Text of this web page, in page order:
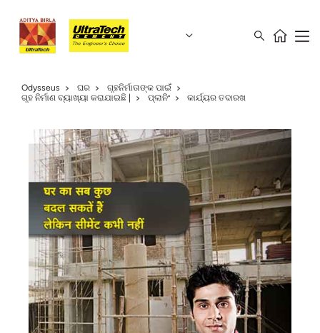
Odysseus ଘର
ଗୃହନିର୍ମାତାଙ୍କ ପାଇଁ
ଗୃହ ନିର୍ମାଣ ବ୍ୟାଖ୍ୟା କରାଯାଇଛି |
ପ୍ଲାନିଂ କାର୍ଯ୍ୟର ତଦାରଖ